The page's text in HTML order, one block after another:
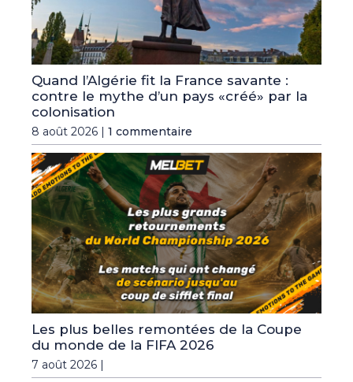
Quand l’Algérie fit la France savante :
contre le mythe d’un pays «créé» par la
colonisation
8 août 2026 | 1 commentaire
Les plus belles remontées de la Coupe
du monde de la FIFA 2026
7 août 2026 |